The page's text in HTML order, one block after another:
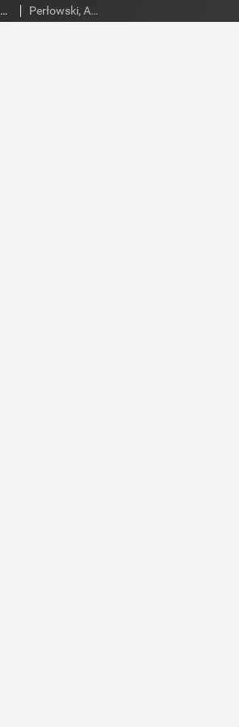
Słowo Ludu 1995, XLV, nr 138 (Nad Wisłą i Kamienną) Perłowski, Adam. Red.